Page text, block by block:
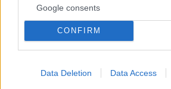
Google consents
CONFIRM
Data Deletion Data Access
συνεργάστηκε με την Κίρα
ιστορία μπερδεμένων
Β' Παγκοσμίου Πολέμου. Η
Γουίλιαμ Κίλικ ήταν μια
δυναμική των χαρακτήρων της